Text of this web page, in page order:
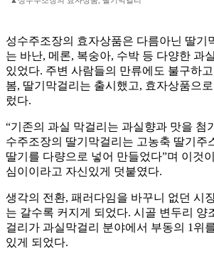
성수주조장의 효자상품은 다름아닌 딸기
는 바난, 메론, 복숭아, 수박 등 다양한 과
있었다. 주변 사람들의 만류에도 불구하
봄, 딸기막걸리는 출시했고, 효자상품으
렀다.
“기존의 과실 막걸리는 과실향과 맛을 첨
수주조장의 딸기막걸리는 고농축 딸기주
딸기를 다량으로 넣어 만들었다”며 이것
심이이라고 자신있게 덧붙였다.
생각의 전환, 패러다임을 바꾸니 없던 시
는 갈수록 커지게 되었다. 시골 변두리 양
걸리가 과실막걸리 분야에서 부동의 1위
있게 되었다.